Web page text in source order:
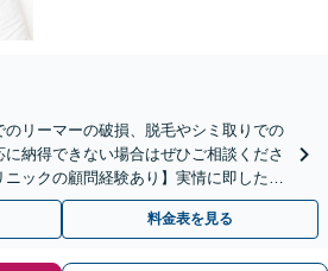
のリーマーの破損、脱毛やシミ取りでの
納得できない場合はぜひご相談くださ
ックの顧問経験あり】実情に即したア
ブルの解決を目指します。
料金表を見る